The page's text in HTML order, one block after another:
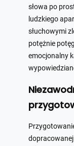
słowa po
ludzkiego
słuchowymi
potężnie
emocjonalny